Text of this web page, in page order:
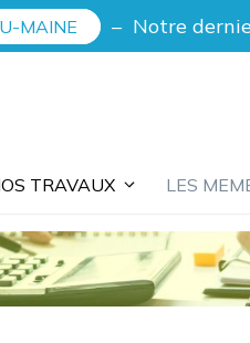
MAINE – Notre
TRAVAUX LES